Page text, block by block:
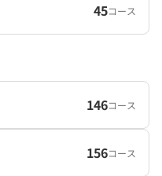
45コース
146コース
156コース